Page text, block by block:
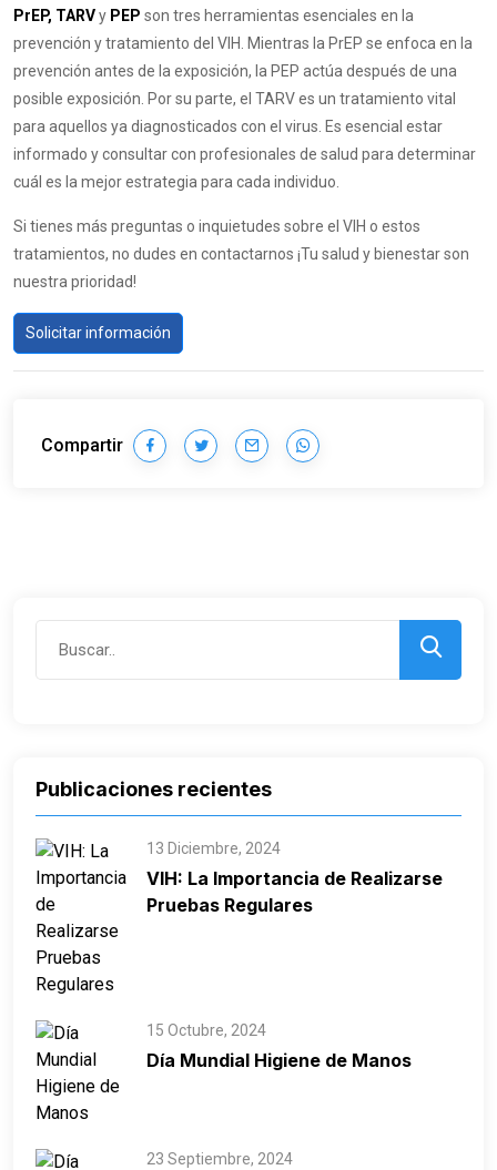
PrEP, TARVy PEP son tres herramientas esenciales en la
prevención y tratamiento del VIH. Mientras la PrEP se enfoca en la
prevención antes de la exposición, la PEP actúa después de una
posible exposición. Por su parte, el TARV es un tratamiento vital
para aquellos ya diagnosticados con el virus. Es esencial estar
informado y consultar con profesionales de salud para determinar
cuál es la mejor estrategia para cada individuo.
Si tienes más preguntas o inquietudes sobre el VIH o estos
tratamientos, no dudes en contactarnos ¡Tu salud y bienestar son
nuestra prioridad!
Solicitar información
Compartir
Publicaciones recientes
13 Diciembre, 2024
VIH: La Importancia de Realizarse
Pruebas Regulares
15 Octubre, 2024
Día Mundial Higiene de Manos
23 Septiembre, 2024